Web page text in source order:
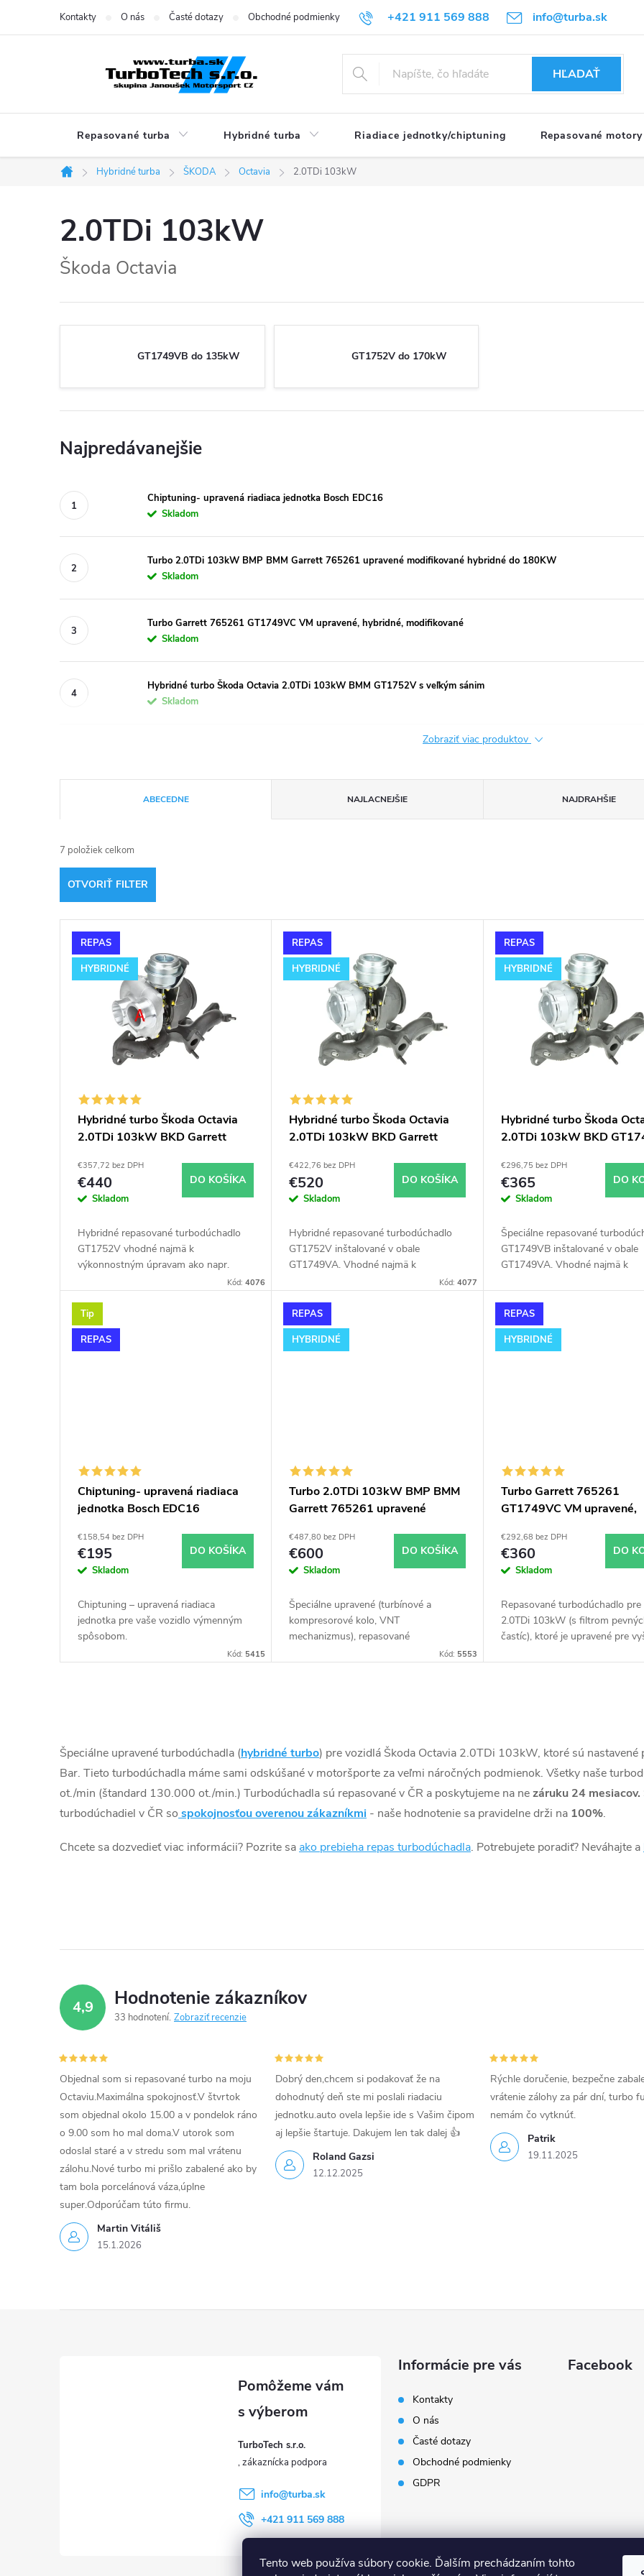
Tento web používa súbory cookie. Ďalším prechádzaním tohto
+421 911 569 888 info@turba.sk
Kontakty O nás Časté dotazy Obchodné podmienky GDPR
HĽADAŤ
Repasované turba Hybridné turba Riadiace jednotky/chiptuning Repasované motory
Domov
Hybridné turba ŠKODA Octavia 2.0TDi 103kW
2.0TDi 103kW
Škoda Octavia
GT1749VB do 135kW GT1752V do 170kW
Najpredávanejšie
Chiptuning- upravená riadiaca jednotka Bosch EDC16
Skladom
Turbo 2.0TDi 103kW BMP BMM Garrett 765261 upravené modifikované hybridné do 180KW
Skladom
Turbo Garrett 765261 GT1749VC VM upravené, hybridné, modifikované
Skladom
Hybridné turbo Škoda Octavia 2.0TDi 103kW BMM GT1752V s veľkým sánim
Skladom
Zobraziť viac produktov
a
d
e
n
o
v
ABECEDNE NAJLACNEJŠIE NAJDRAHŠIE
7 položiek celkom
OTVORIŤ FILTER
V
ý
k
REPAS
HYBRIDNÉ
Hybridné turbo Škoda Octavia
2.0TDi 103kW BKD Garrett
€357,72 bez DPH
€440
Skladom
DO KOŠÍKA
Hybridné repasované turbodúchadlo
GT1752V vhodné najmä k
výkonnostným úpravam ako napr.
chiptuning. Pre vozidlá Škoda Octavia
Kód:4076
REPAS
HYBRIDNÉ
Hybridné turbo Škoda Octavia
2.0TDi 103kW BKD Garrett
€422,76 bez DPH
€520
Skladom
DO KOŠÍKA
Hybridné repasované turbodúchadlo
GT1752V inštalované v obale
GT1749VA. Vhodné najmä k
výkonnostným úpravam ako napr.
2.0TDi 103kW BKD.
Kód: 4077
REPAS
HYBRIDNÉ
Hybridné turbo Škoda
2.0TDi 103kW BKD
€296,75 bez DPH
€365
Skladom
DO
Špeciálne repasované
GT1749VB inštalované v obale
GT1749VA. Vhodné najmä k
výkonnostným úpravam ako
2.0TDi 103kW BKD.
Tip
REPAS
Chiptuning- upravená riadiaca
jednotka Bosch EDC16
€158,54 bez DPH
€195
Skladom
DO KOŠÍKA
Chiptuning – upravená riadiaca
jednotka pre vaše vozidlo výmenným
spôsobom.
Kód: 5415
REPAS
HYBRIDNÉ
Turbo 2.0TDi 103kW BMP BMM
Garrett 765261 upravené
180KW
€487,80 bez DPH
€600
Skladom
DO KOŠÍKA
Špeciálne upravené (turbínové a
kompresorové kolo, VNT
mechanizmus), repasované
Kód: 5553
REPAS
HYBRIDNÉ
Turbo Garrett 765261
GT1749VC VM upravené,
€292,68 bez DPH
€360
Skladom
DO
Repasované turbodúchadlo
2.0TDi 103kW (s filtrom
častíc), ktoré je upravené pre
v
l
á
a
e
r
v
k
y
v
ý
p
i
s
Špeciálne upravené turbodúchadla (hybridné turbo) pre vozidlá Škoda Octavia 2.0TDi 103kW, ktoré sú
Bar. Tieto turbodúchadla máme sami odskúšané v motoršporte za veľmi náročných podmienok. Všetky naše
ot./min (štandard 130.000 ot./min.) Turbodúchadla sú repasované v ČR a poskytujeme na nezáruku 24 mesiacov.
turbodúchadiel v ČR so spokojnosťou overenou zákazníkmi - naše hodnotenie sa pravidelne drži na 100%.
Chcete sa dozvedieť viac informácii? Pozrite sa ako prebieha repas turbodúchadla. Potrebujete poradiť? Neváhajte a
4,9 Hodnotenie zákazníkov
33 hodnotení Zobraziť recenzie
Martin Vitáliš
15.1.2026
Objednal som si repasované turbo na moju
Octaviu.Maximálna spokojnosť.V štvrtok
som objednal okolo 15.00 a v pondelok ráno
o 9.00 som ho mal doma.V utorok som
odoslal staré a v stredu som mal vrátenu
zálohu.Nové turbo mi prišlo zabalené ako by
tam bola porcelánová váza,úplne
super.Odporúčam túto firmu.
Roland Gazsi
12.12.2025
Dobrý den,chcem si podakovať že na
dohodnutý deň ste mi poslali riadaciu
jednotku.auto ovela lepšie ide s Vašim čipom
aj lepšie štartuje. Dakujem len tak dalej 👍
Patrik
19.11.2025
Rýchle doručenie, bezpečne
vrátenie zálohy za pár dní, turbo
nemám čo vytknúť.
TurboTech s.r.o.
info@turba.sk
+421 911 569 888
Informácie pre vás
Kontakty
O nás
Časté dotazy
Obchodné podmienky
GDPR
Facebook